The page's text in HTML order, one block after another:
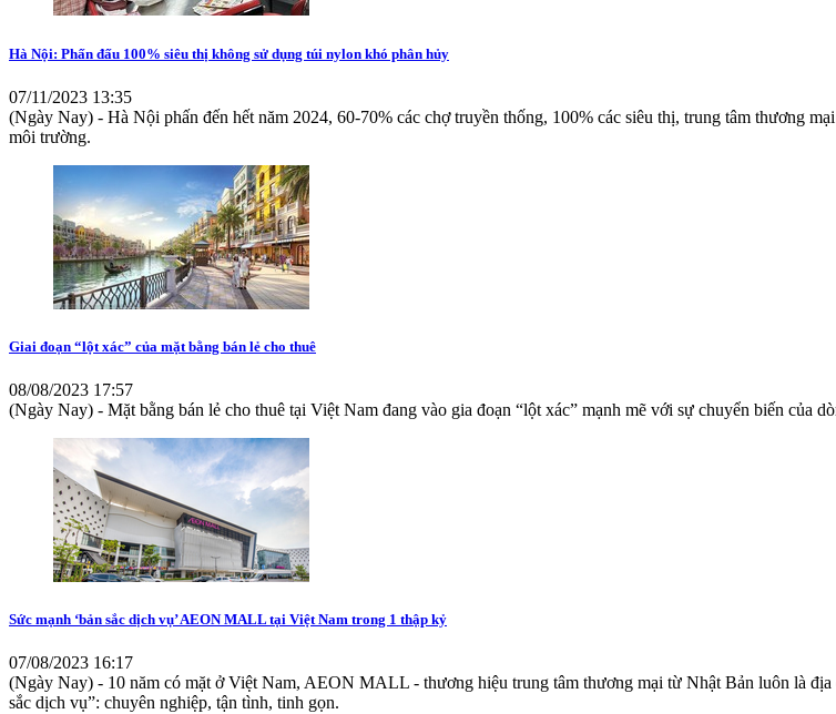
Hà Nội: Phấn đấu 100% siêu thị không sử dụng túi nylon khó phân hủy
07/11/2023 13:35
(Ngày Nay) - Hà Nội phấn đến hết năm 2024, 60-70% các chợ truyền thống, 100% các siêu thị, trung tâm thương
môi trường.
Giai đoạn “lột xác” của mặt bằng bán lẻ cho thuê
08/08/2023 17:57
(Ngày Nay) - Mặt bằng bán lẻ cho thuê tại Việt Nam đang vào gia đoạn “lột xác” mạnh mẽ với sự chuyển biến của
Sức mạnh ‘bản sắc dịch vụ’ AEON MALL tại Việt Nam trong 1 thập kỷ
07/08/2023 16:17
(Ngày Nay) - 10 năm có mặt ở Việt Nam, AEON MALL - thương hiệu trung tâm thương mại từ Nhật Bản luôn là
sắc dịch vụ”: chuyên nghiệp, tận tình, tinh gọn.